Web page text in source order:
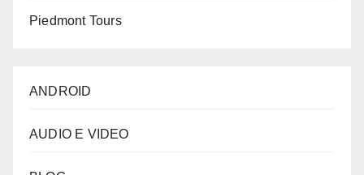
Piedmont Tours
ANDROID
AUDIO E VIDEO